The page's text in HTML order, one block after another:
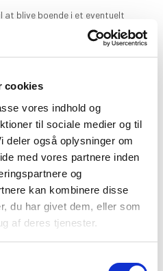
cookies
vores indhold og
til sociale medier og til
deler også oplysninger om
med vores partnere inden
og
kan kombinere disse
du har givet dem, eller som
af deres tjenester.
at blive boende i et eventuelt
andet have betydning om der er
til lejemålet, hos hvem evt.
skal opholde sig, jeres
muligheder er for at
skilsmisse eller
–